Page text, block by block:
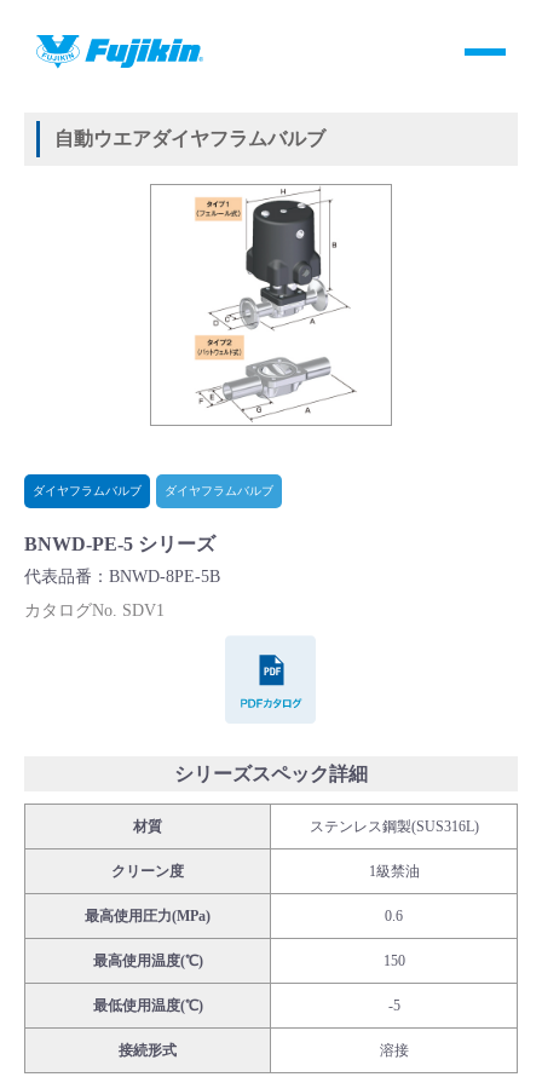
製品情報
バルブ・継手・システムを探す
製品カタログダウンロード
よくあるご質問(FAQ)・用語集
Cv値・流量計算ツール
バルブと継手のきほん
説明会・講習会
ログイン
会社情報
Corporate Blog
HOME 製品情報
自動ウエアダイヤフラムバルブ
ダイヤフラムバルブ ダイヤフラムバルブ
BNWD-PE-5 シリーズ
代表品番：BNWD-8PE-5B
カタログNo. SDV1
シリーズスペック詳細
材質 ステンレス鋼製(SUS316L)
クリーン度 1級禁油
最高使用圧力(MPa) 0.6
最高使用温度(℃) 150
最低使用温度(℃) -5
接続形式 溶接